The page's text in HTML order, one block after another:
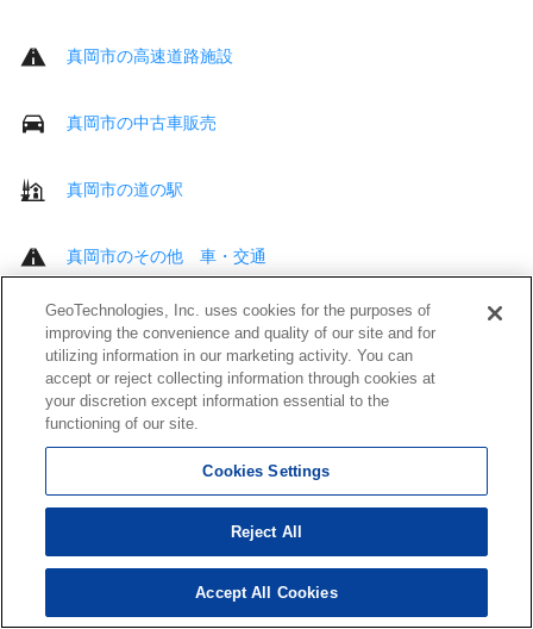
真岡市の高速道路施設
真岡市の中古車販売
真岡市の道の駅
真岡市のその他 車・交通
真岡市の病院
真岡市の歯科
真岡市の介護・福祉サービス
真岡市のその他 医療・福祉
GeoTechnologies, Inc. uses cookies for the purposes of
improving the convenience and quality of our site and for
utilizing information in our marketing activity. You can
accept or reject collecting information through cookies at
your discretion except information essential to the
functioning of our site.
Cookies Settings
Reject All
Accept All Cookies